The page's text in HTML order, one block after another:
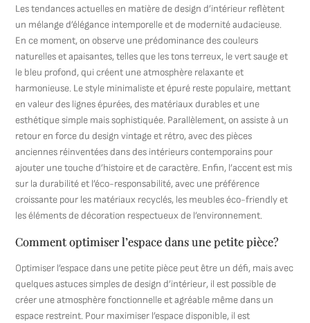
Les tendances actuelles en matière de design d’intérieur reflètent
un mélange d’élégance intemporelle et de modernité audacieuse.
En ce moment, on observe une prédominance des couleurs
naturelles et apaisantes, telles que les tons terreux, le vert sauge et
le bleu profond, qui créent une atmosphère relaxante et
harmonieuse. Le style minimaliste et épuré reste populaire, mettant
en valeur des lignes épurées, des matériaux durables et une
esthétique simple mais sophistiquée. Parallèlement, on assiste à un
retour en force du design vintage et rétro, avec des pièces
anciennes réinventées dans des intérieurs contemporains pour
ajouter une touche d’histoire et de caractère. Enfin, l’accent est mis
sur la durabilité et l’éco-responsabilité, avec une préférence
croissante pour les matériaux recyclés, les meubles éco-friendly et
les éléments de décoration respectueux de l’environnement.
Comment optimiser l’espace dans une petite pièce?
Optimiser l’espace dans une petite pièce peut être un défi, mais avec
quelques astuces simples de design d’intérieur, il est possible de
créer une atmosphère fonctionnelle et agréable même dans un
espace restreint. Pour maximiser l’espace disponible, il est